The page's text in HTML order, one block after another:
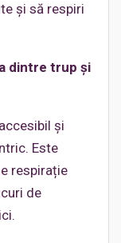
și să respiri
dintre trup și
și
Este
respirație
de